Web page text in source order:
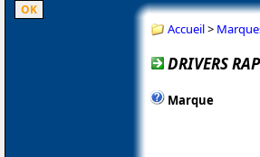
Accueil>
DRIVERS
Marque